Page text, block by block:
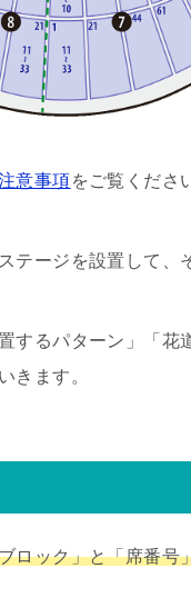
意事項をご覧くださ
ージを設置して、
するパターン」「花
きます。
ロック」と「席番号